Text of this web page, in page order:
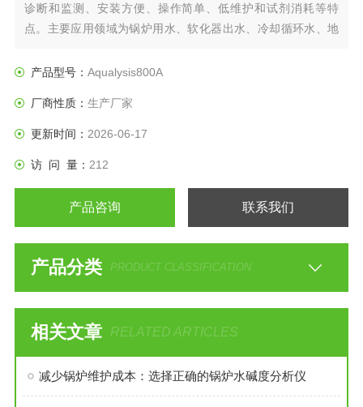
诊断和监测、安装方便、操作简单、低维护和试剂消耗等特
点。主要应用领域为锅炉用水、软化器出水、冷却循环水、地
产品型号： Aqualysis800A
厂商性质： 生产厂家
更新时间： 2026-06-17
访 问 量： 212
产品咨询 联系我们
产品分类 PRODUCT CLASSIFICATION
相关文章 RELATED ARTICLES
减少锅炉维护成本：选择正确的锅炉水碱度分析仪